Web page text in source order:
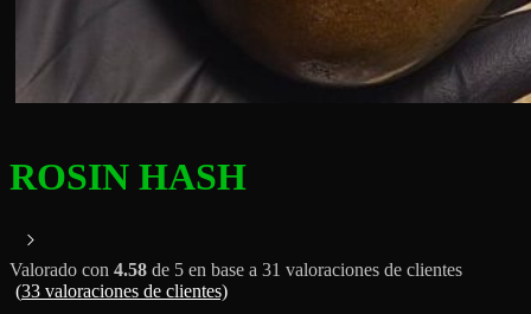
ROSIN HASH
Valorado con 4.58 de 5 en base a 31 valoraciones de clientes
(33 valoraciones de clientes)